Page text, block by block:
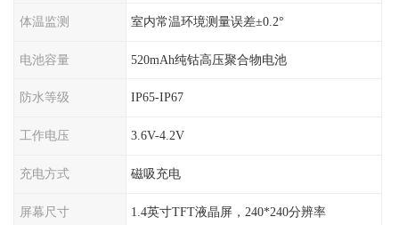
体温监测 室内常温环境测量误差±0.2°
电池容量 520mAh纯钴高压聚合物电池
防水等级 IP65-IP67
工作电压 3.6V-4.2V
充电方式 磁吸充电
屏幕尺寸 1.4英寸TFT液晶屏，240*240分辨率